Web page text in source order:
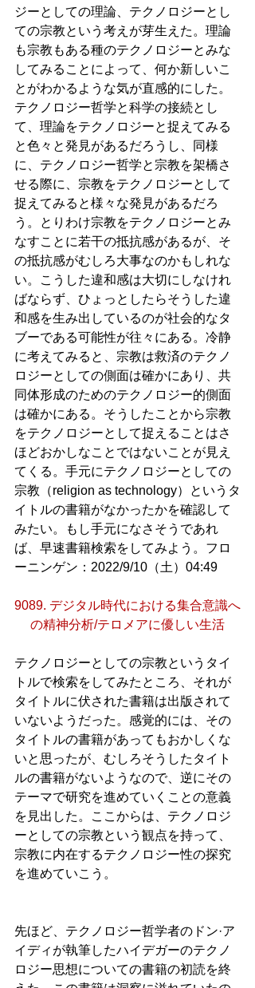
ジーとしての理論、テクノロジーとし
ての宗教という考えが芽生えた。理論
も宗教もある種のテクノロジーとみな
してみることによって、何か新しいこ
とがわかるような気が直感的にした。
テクノロジー哲学と科学の接続とし
て、理論をテクノロジーと捉えてみる
と色々と発見があるだろうし、同様
に、テクノロジー哲学と宗教を架橋さ
せる際に、宗教をテクノロジーとして
捉えてみると様々な発見があるだろ
う。とりわけ宗教をテクノロジーとみ
なすことに若干の抵抗感があるが、そ
の抵抗感がむしろ大事なのかもしれな
い。こうした違和感は大切にしなけれ
ばならず、ひょっとしたらそうした違
和感を生み出しているのが社会的なタ
ブーである可能性が往々にある。冷静
に考えてみると、宗教は救済のテクノ
ロジーとしての側面は確かにあり、共
同体形成のためのテクノロジー的側面
は確かにある。そうしたことから宗教
をテクノロジーとして捉えることはさ
ほどおかしなことではないことが見え
てくる。手元にテクノロジーとしての
宗教（religion as technology）というタ
イトルの書籍がなかったかを確認して
みたい。もし手元になさそうであれ
ば、早速書籍検索をしてみよう。フロ
ーニンゲン：2022/9/10（土）04:49
9089. デジタル時代における集合意識へ
の精神分析/テロメアに優しい生活
テクノロジーとしての宗教というタイ
トルで検索をしてみたところ、それが
タイトルに伏された書籍は出版されて
いないようだった。感覚的には、その
タイトルの書籍があってもおかしくな
いと思ったが、むしろそうしたタイト
ルの書籍がないようなので、逆にその
テーマで研究を進めていくことの意義
を見出した。ここからは、テクノロジ
ーとしての宗教という観点を持って、
宗教に内在するテクノロジー性の探究
を進めていこう。
先ほど、テクノロジー哲学者のドン·ア
イディが執筆したハイデガーのテクノ
ロジー思想についての書籍の初読を終